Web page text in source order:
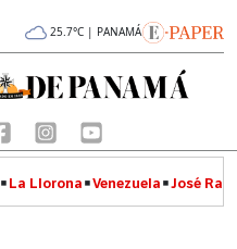
25.7°C | PANAMÁ
La Llorona Venezuela José